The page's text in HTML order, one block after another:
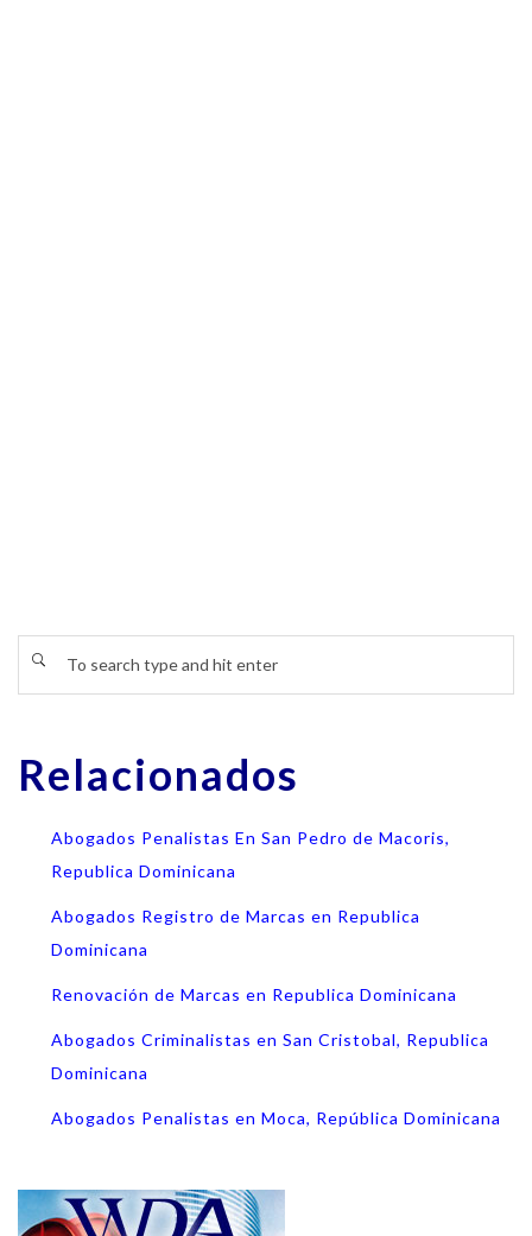
Relacionados
Abogados Penalistas En San Pedro de Macoris,
Republica Dominicana
Abogados Registro de Marcas en Republica
Dominicana
Renovación de Marcas en Republica Dominicana
Abogados Criminalistas en San Cristobal, Republica
Dominicana
Abogados Penalistas en Moca, República Dominicana